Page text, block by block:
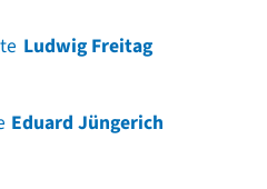
Ludwig Freitag
Eduard Jüngerich